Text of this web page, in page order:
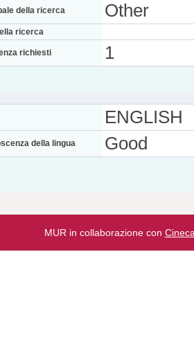
della ricerca Other
ricerca
richiesti 1
ENGLISH
della lingua Good
MUR in collaborazione con